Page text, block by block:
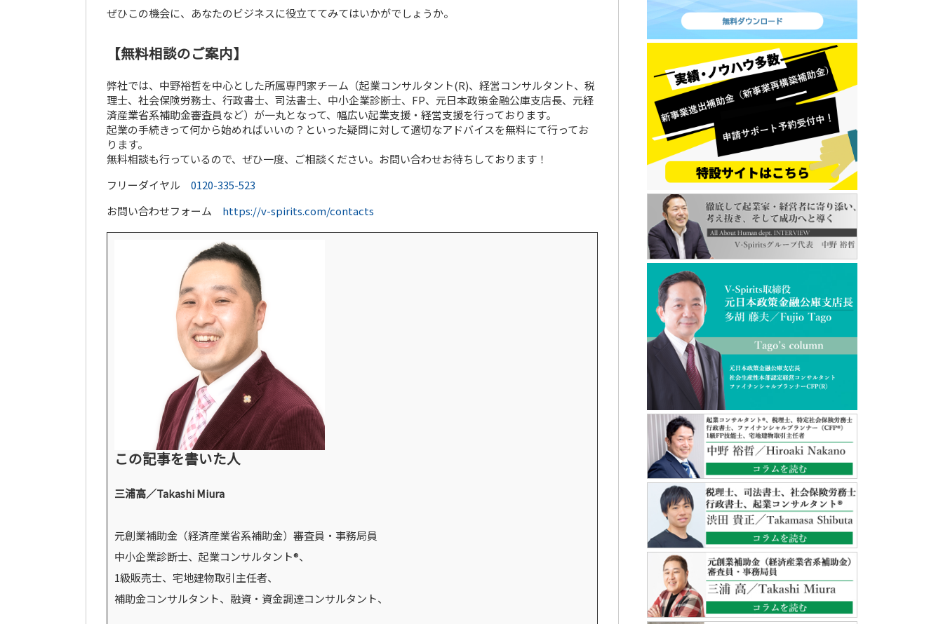
ぜひこの機会に、あなたのビジネスに役立ててみてはいかがでしょうか。
【無料相談のご案内】
弊社では、中野裕哲を中心とした所属専門家チーム（起業コンサルタント(R)、経営コンサルタント、税
理士、社会保険労務士、行政書士、司法書士、中小企業診断士、FP、元日本政策金融公庫支店長、元経
済産業省系補助金審査員など）が一丸となって、幅広い起業支援・経営支援を行っております。
起業の手続きって何から始めればいいの？といった疑問に対して適切なアドバイスを無料にて行ってお
ります。
無料相談も行っているので、ぜひ一度、ご相談ください。お問い合わせお待ちしております！
フリーダイヤル 0120-335-523
お問い合わせフォーム https://v-spirits.com/contacts
この記事を書いた人
三浦高／Takashi Miura
元創業補助金（経済産業省系補助金）審査員・事務局員
中小企業診断士、起業コンサルタント®、
1級販売士、宅地建物取引主任者、
補助金コンサルタント、融資・資金調達コンサルタント、